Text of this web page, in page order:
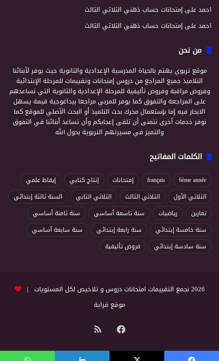
احمدعلى إمتحانات حساب ذهني الثلاثي الثالث
احمدعلى إمتحانات حساب ذهني الثلاثي الثالث
من نحن
موقع تربوي يهتم بالحياة المدرسية الإعدادية والثانوية حيث يوفر لأبنائنا
التلاميذ جميع المراجع من دروس إمتحانات وتقييمات للمرحلة الإبتدائية
وفروض مراقبة وفروض تأليفية للمرحلة الإعدادية والثانوية التي تساعدهم
على المراجعة والتفوق كما يوفر للمربي مراجعا بيداغوجية قيمة يسهل
الابحار فيه إما بإستعمال محرك بحث التلميذ أو البحث الأصلي للموقع كما
نوفر خدمات أخرى نتمنى أن تلقى إعجابكم وأن تساعد أبنائنا في التفوق
والتميز في مسيرتهم التربوية بحول الله
الكلمات المفاتيح
6ème année
français إمتحانات إنتاج كتابي
إيقاظ علمي
الثلاثي الأول
الثلاثي الثالث الثلاثي الثاني
السنة ثالثة إبتدائي
تمارين
رياضيات سنة تاسعة أساسي
سنة ثامنة أساسي
سنة خامسة إبتدائي
سنة رابعة إبتدائي
سنة سابعة أساسي
سنة سادسة إبتدائي
فروض تأليفية
2026 نجمع التقييمات امتحانات دروس و تلاخيص لكل المستويات |
موقع قراية
فيسبوك
الموقع